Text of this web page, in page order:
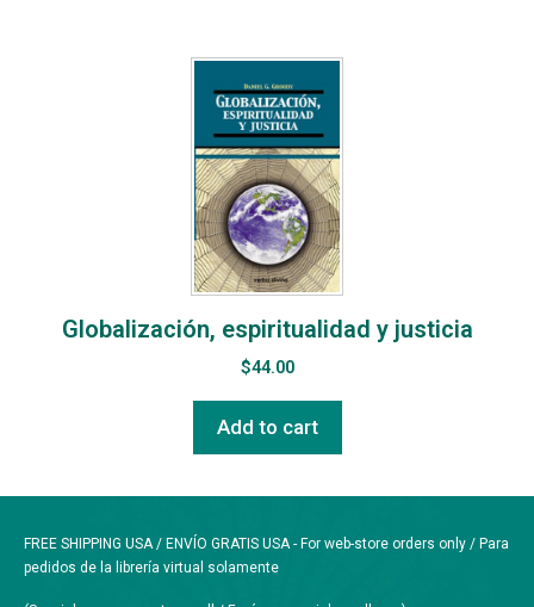
Globalización, espiritualidad y justicia
$44.00
Add to cart
FREE SHIPPING USA / ENVÍO GRATIS USA - For web-store orders only / Para
pedidos de la librería virtual solamente